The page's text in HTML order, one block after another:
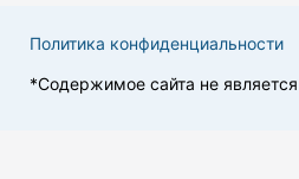
Политика конфиденциальности
*Cодержимое сайта не